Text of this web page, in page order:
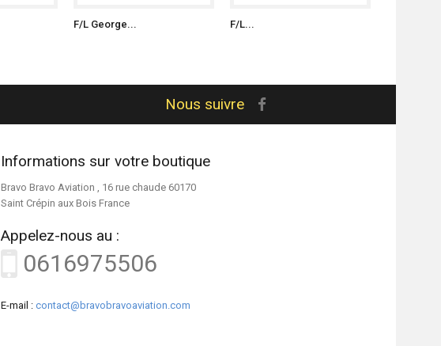
F/L George... F/L...
Nous suivre
Informations sur votre boutique
Bravo Bravo Aviation , 16 rue chaude 60170
Saint Crépin aux Bois France
Appelez-nous au :
0616975506
E-mail : contact@bravobravoaviation.com